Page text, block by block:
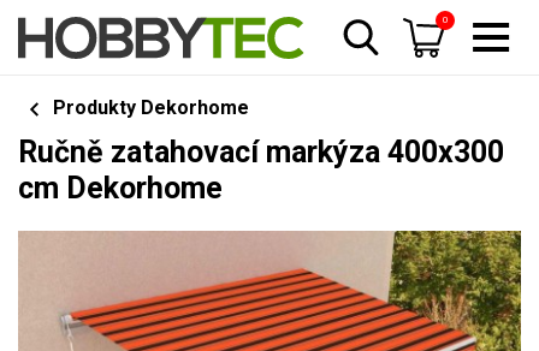
0
Produkty Dekorhome
Ručně zatahovací markýza 400x300
cm Dekorhome